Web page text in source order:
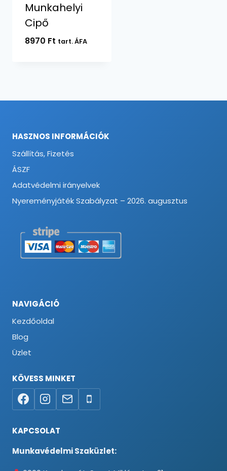
Munkahelyi
Cipő
8970 Ft tart. ÁFA
HASZNOS INFORMÁCIÓK
Szállítás, Fizetés
ÁSZF
Adatvédelmi irányelvek
Nyereményjáték Szabályzat – 2026. augusztus
NAVIGÁCIÓ
Kezdőoldal
Blog
Üzlet
KÖVESS MINKET
KAPCSOLAT
Munkavédelmi Szaküzlet: